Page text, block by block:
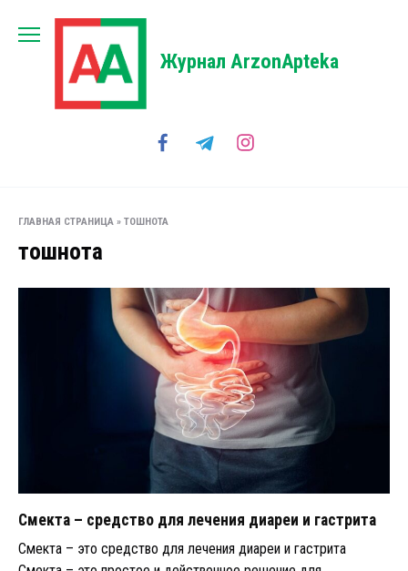
Журнал ArzonApteka
ГЛАВНАЯ СТРАНИЦА » ТОШНОТА
тошнота
Смекта – средство для лечения диареи и гастрита
Смекта – это средство для лечения диареи и гастрита